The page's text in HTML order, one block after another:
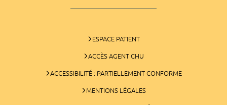
ESPACE PATIENT
ACCÈS AGENT CHU
ACCESSIBILITÉ : PARTIELLEMENT CONFORME
MENTIONS LÉGALES